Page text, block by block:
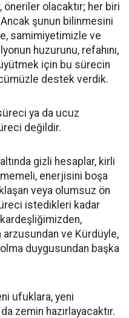
öneriler olacaktır; her biri
şunun bilinmesini
samimiyetimizle ve
huzurunu, refahını,
için bu sürecin
destek verdik.
ya da ucuz
değildir.
gizli hesaplar, kirli
enerjisini boşa
veya olumsuz ön
istedikleri kadar
kardeşliğimizden,
arzusundan ve Kürdüyle,
duygusundan başka
ufuklara, yeni
zemin hazırlayacaktır.